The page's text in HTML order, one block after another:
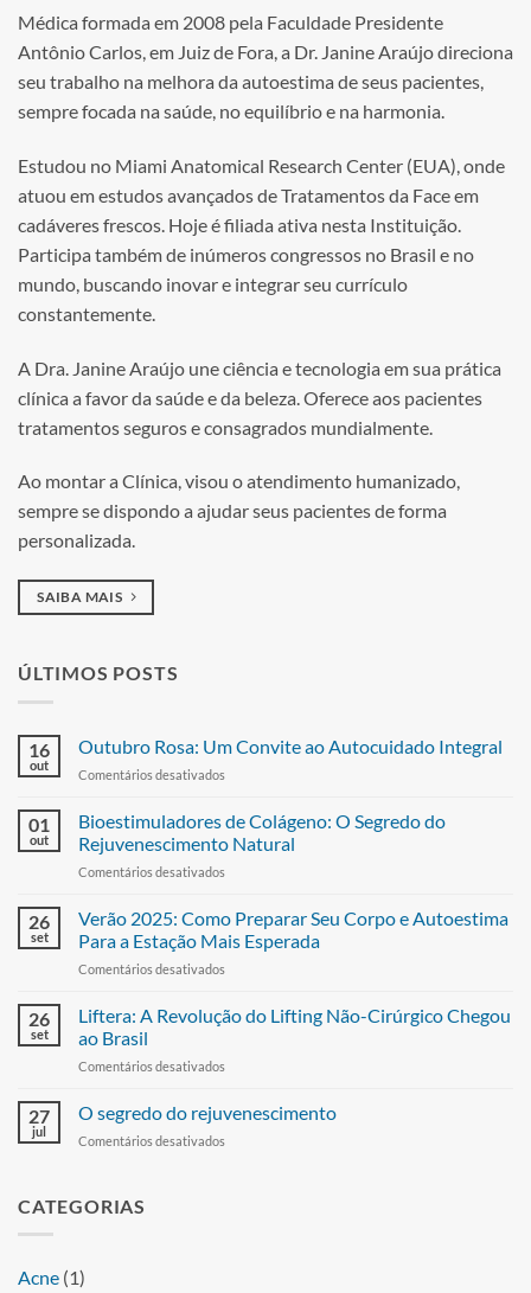
Médica formada em 2008 pela Faculdade Presidente
Antônio Carlos, em Juiz de Fora, a Dr. Janine Araújo direciona
seu trabalho na melhora da autoestima de seus pacientes,
sempre focada na saúde, no equilíbrio e na harmonia.
Estudou no Miami Anatomical Research Center (EUA), onde
atuou em estudos avançados de Tratamentos da Face em
cadáveres frescos. Hoje é filiada ativa nesta Instituição.
Participa também de inúmeros congressos no Brasil e no
mundo, buscando inovar e integrar seu currículo
constantemente.
A Dra. Janine Araújo une ciência e tecnologia em sua prática
clínica a favor da saúde e da beleza. Oferece aos pacientes
tratamentos seguros e consagrados mundialmente.
Ao montar a Clínica, visou o atendimento humanizado,
sempre se dispondo a ajudar seus pacientes de forma
personalizada.
SAIBA MAIS
ÚLTIMOS POSTS
16
out
Outubro Rosa: Um Convite ao Autocuidado Integral
Comentários desativados
01
out
Bioestimuladores de Colágeno: O Segredo do
Rejuvenescimento Natural
Comentários desativados
26
set
Verão 2025: Como Preparar Seu Corpo e Autoestima
Para a Estação Mais Esperada
Comentários desativados
26
set
Liftera: A Revolução do Lifting Não-Cirúrgico Chegou
ao Brasil
Comentários desativados
27
jul
O segredo do rejuvenescimento
Comentários desativados
CATEGORIAS
Acne (1)